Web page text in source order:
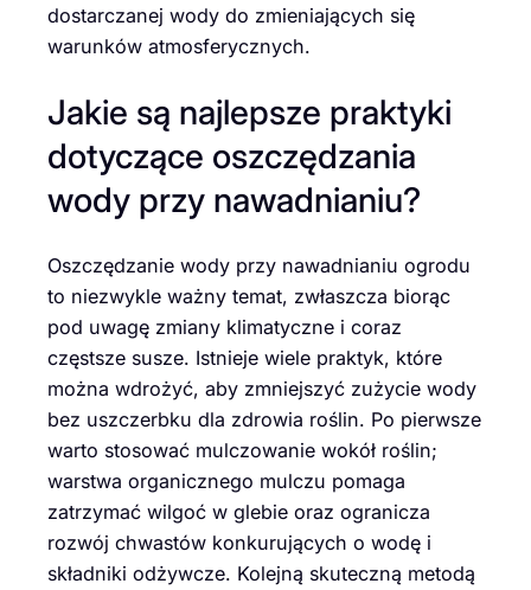
dostarczanej wody do zmieniających się
warunków atmosferycznych.
Jakie są najlepsze praktyki
dotyczące oszczędzania
wody przy nawadnianiu?
Oszczędzanie wody przy nawadnianiu ogrodu
to niezwykle ważny temat, zwłaszcza biorąc
pod uwagę zmiany klimatyczne i coraz
częstsze susze. Istnieje wiele praktyk, które
można wdrożyć, aby zmniejszyć zużycie wody
bez uszczerbku dla zdrowia roślin. Po pierwsze
warto stosować mulczowanie wokół roślin;
warstwa organicznego mulczu pomaga
zatrzymać wilgoć w glebie oraz ogranicza
rozwój chwastów konkurujących o wodę i
składniki odżywcze. Kolejną skuteczną metodą